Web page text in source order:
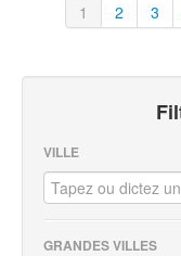
1 2 3
VILLE
GRANDES VILLES